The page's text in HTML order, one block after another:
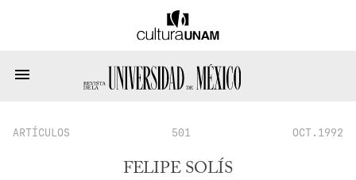
ARTÍCULOS 501 OCT.1992
FELIPE SOLÍS